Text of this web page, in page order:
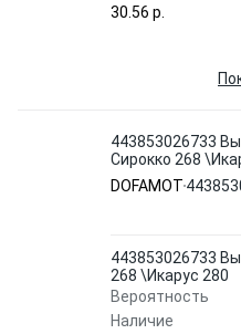
30.56 p.
443853026733
Сирокко 268
DOFAMOT
443853026733
268 \Икарус 280
Вероятность
Наличие